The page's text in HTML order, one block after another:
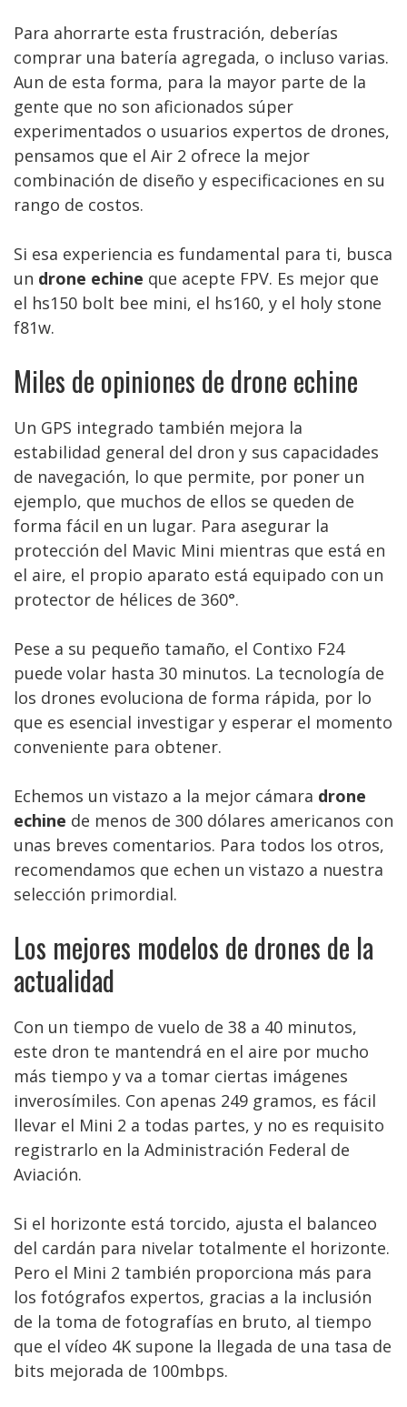
Para ahorrarte esta frustración, deberías
comprar una batería agregada, o incluso varias.
Aun de esta forma, para la mayor parte de la
gente que no son aficionados súper
experimentados o usuarios expertos de drones,
pensamos que el Air 2 ofrece la mejor
combinación de diseño y especificaciones en su
rango de costos.
Si esa experiencia es fundamental para ti, busca
un drone echine que acepte FPV. Es mejor que
el hs150 bolt bee mini, el hs160, y el holy stone
f81w.
Miles de opiniones de drone echine
Un GPS integrado también mejora la
estabilidad general del dron y sus capacidades
de navegación, lo que permite, por poner un
ejemplo, que muchos de ellos se queden de
forma fácil en un lugar. Para asegurar la
protección del Mavic Mini mientras que está en
el aire, el propio aparato está equipado con un
protector de hélices de 360°.
Pese a su pequeño tamaño, el Contixo F24
puede volar hasta 30 minutos. La tecnología de
los drones evoluciona de forma rápida, por lo
que es esencial investigar y esperar el momento
conveniente para obtener.
Echemos un vistazo a la mejor cámara drone
echine de menos de 300 dólares americanos con
unas breves comentarios. Para todos los otros,
recomendamos que echen un vistazo a nuestra
selección primordial.
Los mejores modelos de drones de la
actualidad
Con un tiempo de vuelo de 38 a 40 minutos,
este dron te mantendrá en el aire por mucho
más tiempo y va a tomar ciertas imágenes
inverosímiles. Con apenas 249 gramos, es fácil
llevar el Mini 2 a todas partes, y no es requisito
registrarlo en la Administración Federal de
Aviación.
Si el horizonte está torcido, ajusta el balanceo
del cardán para nivelar totalmente el horizonte.
Pero el Mini 2 también proporciona más para
los fotógrafos expertos, gracias a la inclusión
de la toma de fotografías en bruto, al tiempo
que el vídeo 4K supone la llegada de una tasa de
bits mejorada de 100mbps.